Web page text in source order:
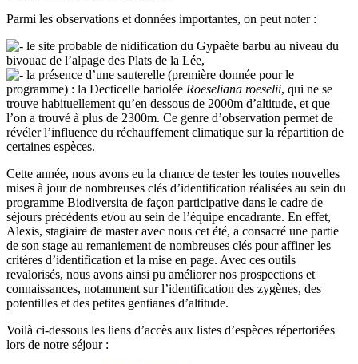
Parmi les observations et données importantes, on peut noter :
le site probable de nidification du Gypaète barbu au niveau du
bivouac de l’alpage des Plats de la Lée,
la présence d’une sauterelle (première donnée pour le
programme) : la Decticelle bariolée Roeseliana roeselii, qui ne se
trouve habituellement qu’en dessous de 2000m d’altitude, et que
l’on a trouvé à plus de 2300m. Ce genre d’observation permet de
révéler l’influence du réchauffement climatique sur la répartition de
certaines espèces.
Cette année, nous avons eu la chance de tester les toutes nouvelles
mises à jour de nombreuses clés d’identification réalisées au sein du
programme Biodiversita de façon participative dans le cadre de
séjours précédents et/ou au sein de l’équipe encadrante. En effet,
Alexis, stagiaire de master avec nous cet été, a consacré une partie
de son stage au remaniement de nombreuses clés pour affiner les
critères d’identification et la mise en page. Avec ces outils
revalorisés, nous avons ainsi pu améliorer nos prospections et
connaissances, notamment sur l’identification des zygènes, des
potentilles et des petites gentianes d’altitude.
Voilà ci-dessous les liens d’accès aux listes d’espèces répertoriées
lors de notre séjour :